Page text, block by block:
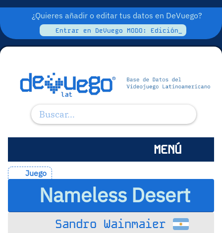
¿Quieres añadir o editar tus datos en DeVuego?
Entrar en DeVuego MODO: Edición_
MENÚ
Juego
Nameless Desert
Sandro Wainmaier